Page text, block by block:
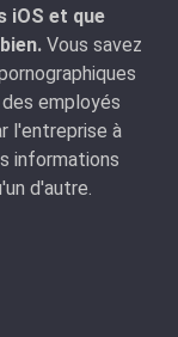
iOS et que
Vous savez
employés
l'entreprise à
informations
d'autre.